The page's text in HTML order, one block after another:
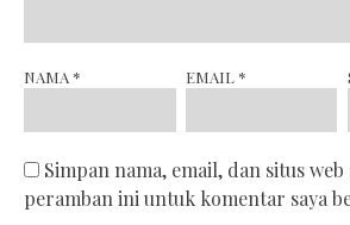
NAMA * EMAIL *
Simpan nama, email, dan situs web
peramban ini untuk komentar saya